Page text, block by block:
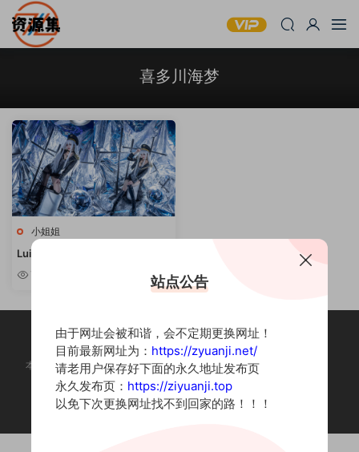
喜多川海梦
小姐姐
Luisa_零纱(冬马路纱) – COSPLA
Y写真资源合集 [持续更新]
7.38w
本站为摄影写真图片网站，内容来自网络收集整理，仅作个人学习使用。
如有违法内容请联系删除
Copyright © 2022 资源集
站点公告
由于网址会被和谐，会不定期更换网址！
目前最新网址为： https://zyuanji.net/
请老用户保存好下面的永久地址发布页
永久发布页： https://ziyuanji.top
以免下次更换网址找不到回家的路！！！